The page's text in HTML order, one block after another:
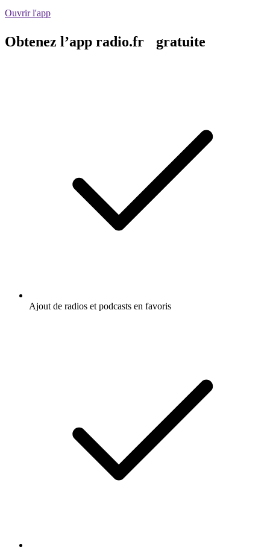
Ouvrir l'app
Obtenez l’app radio.fr gratuite
Ajout de radios et podcasts en favoris